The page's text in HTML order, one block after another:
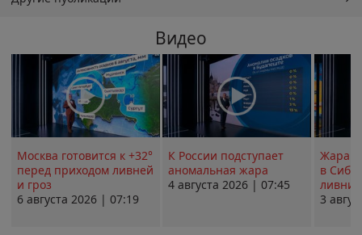
Видео
Москва готовится к +32°
перед приходом ливней
и гроз
6 августа 2026 | 07:19
К России подступает
аномальная жара
4 августа 2026 | 07:45
Жара в
в
ливни
3